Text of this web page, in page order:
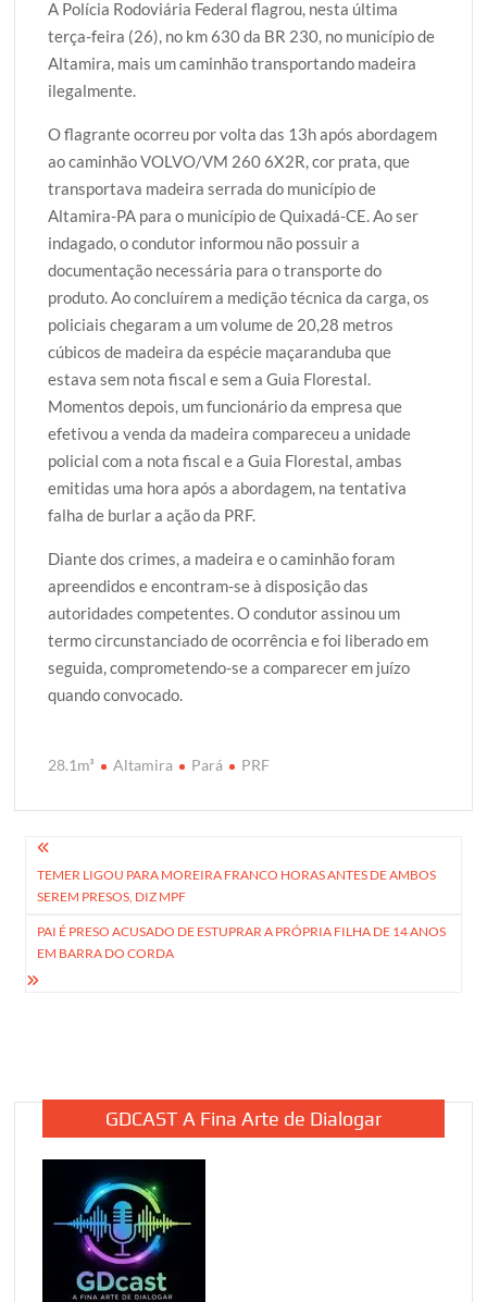
i
t
t
e
c
e
b
o
o
k
a
t
s
p
o
g
g
a
r
e
A Polícia Rodoviária Federal flagrou, nesta última
terça-feira (26), no km 630 da BR 230, no município de
Altamira, mais um caminhão transportando madeira
ilegalmente.
O flagrante ocorreu por volta das 13h após abordagem
ao caminhão VOLVO/VM 260 6X2R, cor prata, que
transportava madeira serrada do município de
Altamira-PA para o município de Quixadá-CE. Ao ser
indagado, o condutor informou não possuir a
documentação necessária para o transporte do
produto. Ao concluírem a medição técnica da carga, os
policiais chegaram a um volume de 20,28 metros
cúbicos de madeira da espécie maçaranduba que
estava sem nota fiscal e sem a Guia Florestal.
Momentos depois, um funcionário da empresa que
efetivou a venda da madeira compareceu a unidade
policial com a nota fiscal e a Guia Florestal, ambas
emitidas uma hora após a abordagem, na tentativa
falha de burlar a ação da PRF.
Diante dos crimes, a madeira e o caminhão foram
apreendidos e encontram-se à disposição das
autoridades competentes. O condutor assinou um
termo circunstanciado de ocorrência e foi liberado em
seguida, comprometendo-se a comparecer em juízo
quando convocado.
28.1m³ Altamira Pará PRF
Navegação
de
Post
TEMER LIGOU PARA MOREIRA FRANCO HORAS ANTES DE AMBOS
SEREM PRESOS, DIZ MPF
PAI É PRESO ACUSADO DE ESTUPRAR A PRÓPRIA FILHA DE 14 ANOS
EM BARRA DO CORDA
GDCAST A Fina Arte de Dialogar